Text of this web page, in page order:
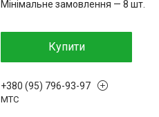
Мінімальне замовлення — 8 шт.
Купити
+380 (95) 796-93-97
МТС